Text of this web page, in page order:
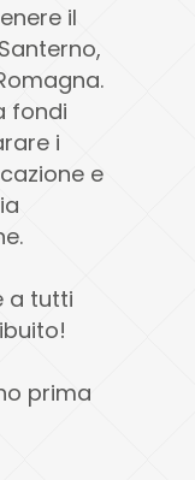
il
fondi
i
e
a tutti
prima